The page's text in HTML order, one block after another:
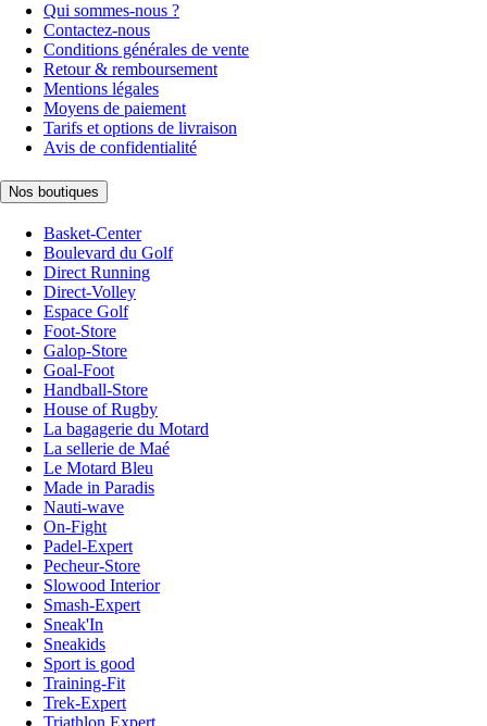
Qui sommes-nous ?
Contactez-nous
Conditions générales de vente
Retour & remboursement
Mentions légales
Moyens de paiement
Tarifs et options de livraison
Avis de confidentialité
Nos boutiques
Basket-Center
Boulevard du Golf
Direct Running
Direct-Volley
Espace Golf
Foot-Store
Galop-Store
Goal-Foot
Handball-Store
House of Rugby
La bagagerie du Motard
La sellerie de Maé
Le Motard Bleu
Made in Paradis
Nauti-wave
On-Fight
Padel-Expert
Pecheur-Store
Slowood Interior
Smash-Expert
Sneak'In
Sneakids
Sport is good
Training-Fit
Trek-Expert
Triathlon Expert